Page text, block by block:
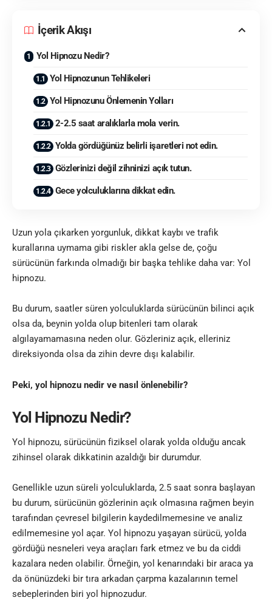
İçerik Akışı
Yol Hipnozu Nedir?
Yol Hipnozunun Tehlikeleri
Yol Hipnozunu Önlemenin Yolları
2-2.5 saat aralıklarla mola verin.
Yolda gördüğünüz belirli işaretleri not edin.
Gözlerinizi değil zihninizi açık tutun.
Gece yolculuklarına dikkat edin.
Uzun yola çıkarken yorgunluk, dikkat kaybı ve trafik
kurallarına uymama gibi riskler akla gelse de, çoğu
sürücünün farkında olmadığı bir başka tehlike daha var: Yol
hipnozu.
Bu durum, saatler süren yolculuklarda sürücünün bilinci açık
olsa da, beynin yolda olup bitenleri tam olarak
algılayamamasına neden olur. Gözleriniz açık, elleriniz
direksiyonda olsa da zihin devre dışı kalabilir.
Peki, yol hipnozu nedir ve nasıl önlenebilir?
Yol Hipnozu Nedir?
Yol hipnozu, sürücünün fiziksel olarak yolda olduğu ancak
zihinsel olarak dikkatinin azaldığı bir durumdur.
Genellikle uzun süreli yolculuklarda, 2.5 saat sonra başlayan
bu durum, sürücünün gözlerinin açık olmasına rağmen beyin
tarafından çevresel bilgilerin kaydedilmemesine ve analiz
edilmemesine yol açar. Yol hipnozu yaşayan sürücü, yolda
gördüğü nesneleri veya araçları fark etmez ve bu da ciddi
kazalara neden olabilir. Örneğin, yol kenarındaki bir araca ya
da önünüzdeki bir tıra arkadan çarpma kazalarının temel
sebeplerinden biri yol hipnozudur.